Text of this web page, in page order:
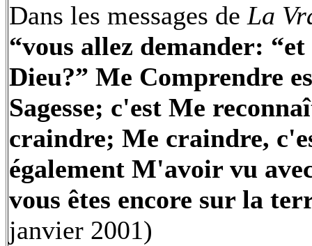
Dans les messages de La
“vous allez demander:
Dieu?” Me Comprendre
Sagesse; c'est Me
craindre; Me craindre,
également M'avoir vu
vous êtes encore sur la
janvier 2001)